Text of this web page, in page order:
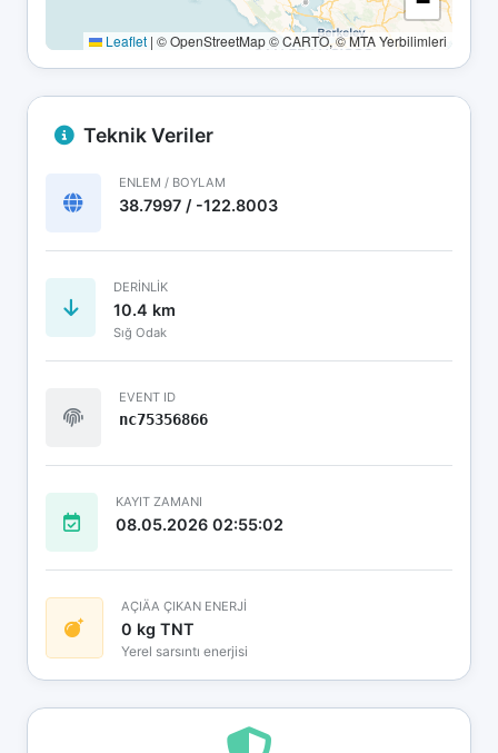
Leaflet | © OpenStreetMap © CARTO, © MTA Yerbilimleri
Teknik Veriler
ENLEM / BOYLAM
38.7997 / -122.8003
DERINLIK
10.4 km
Sığ Odak
EVENT ID
nc75356866
KAYIT ZAMANI
08.05.2026 02:55:02
AÇIÄA ÇIKAN ENERJİ
0 kg TNT
Yerel sarsıntı enerjisi